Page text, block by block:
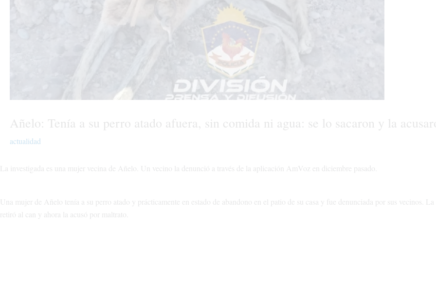
Añelo: Tenía a su perro atado afuera, sin comida ni agua: se lo sacaron y la
actualidad
La investigada es una mujer vecina de Añelo. Un vecino la denunció a través de la aplicación AmVoz en diciembre pasado.
Una mujer de Añelo tenía a su perro atado y prácticamente en estado de abandono en el patio de su casa y fue denunciada por sus vecinos.
retiró al can y ahora la acusó por maltrato.